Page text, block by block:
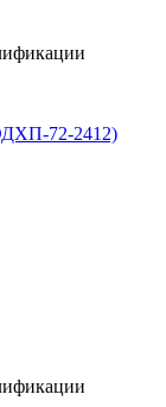
72-2412)